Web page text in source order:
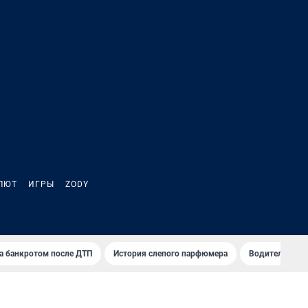
ИГРЫ ZODY
банкротом после ДТП История слепого парфюмера Водители